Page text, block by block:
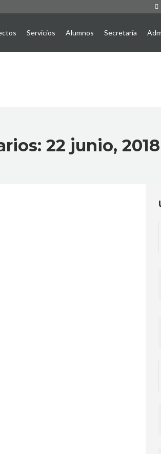
Servicios Alumnos Secretaría
22 junio, 2018